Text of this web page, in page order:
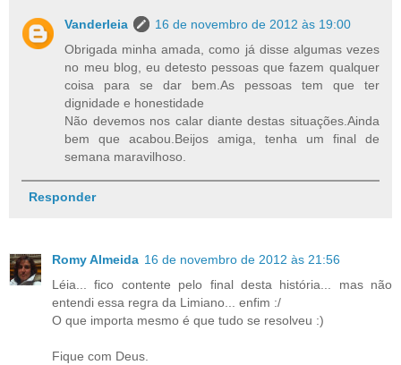
Vanderleia
16 de novembro de 2012 às 19:00
Obrigada minha amada, como já disse algumas vezes
no meu blog, eu detesto pessoas que fazem qualquer
coisa para se dar bem.As pessoas tem que ter
dignidade e honestidade
Não devemos nos calar diante destas situações.Ainda
bem que acabou.Beijos amiga, tenha um final de
semana maravilhoso.
Responder
Romy Almeida 16 de novembro de 2012 às 21:56
Léia... fico contente pelo final desta história... mas não
entendi essa regra da Limiano... enfim :/
O que importa mesmo é que tudo se resolveu :)
Fique com Deus.